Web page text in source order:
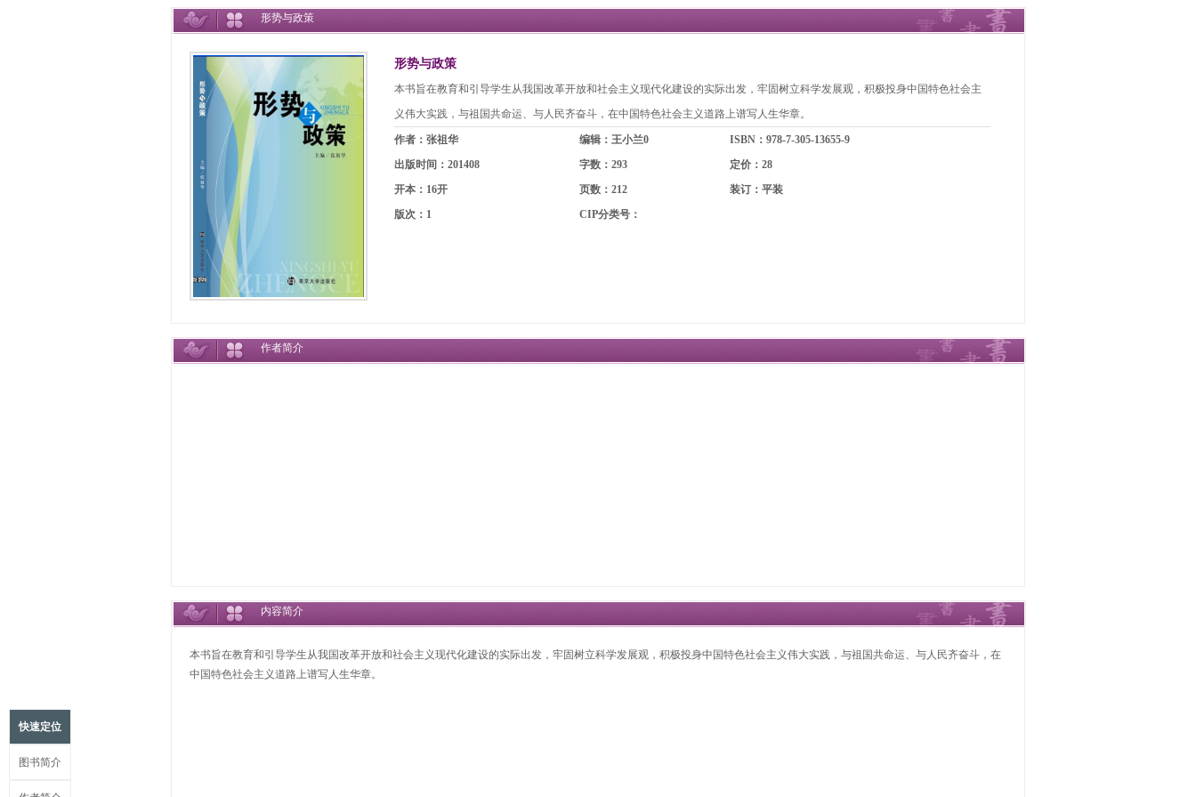
形势与政策
形势与政策
本书旨在教育和引导学生从我国改革开放和社会主义现代化建设的实际出发，牢固树立科学发展观，积极投身中国特色社会主
义伟大实践，与祖国共命运、与人民齐奋斗，在中国特色社会主义道路上谱写人生华章。
作者：张祖华 编辑：王小兰0
ISBN：978-7-305-13655-9
出版时间：201408
字数：293
定价：28
开本：16开
页数：212
装订：平装
版次：1
CIP分类号：
作者简介
内容简介
本书旨在教育和引导学生从我国改革开放和社会主义现代化建设的实际出发，牢固树立科学发展观，积极投身中国特色社会主义伟大实践，与祖国共命运、与人民齐奋斗，在
中国特色社会主义道路上谱写人生华章。
快速定位
图书简介